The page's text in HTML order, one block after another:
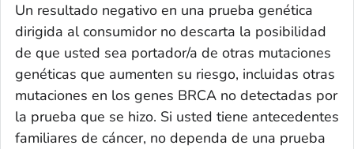
Un resultado negativo en una prueba genética
dirigida al consumidor no descarta la posibilidad
de que usted sea portador/a de otras mutaciones
genéticas que aumenten su riesgo, incluidas otras
mutaciones en los genes BRCA no detectadas por
la prueba que se hizo. Si usted tiene antecedentes
familiares de cáncer, no dependa de una prueba